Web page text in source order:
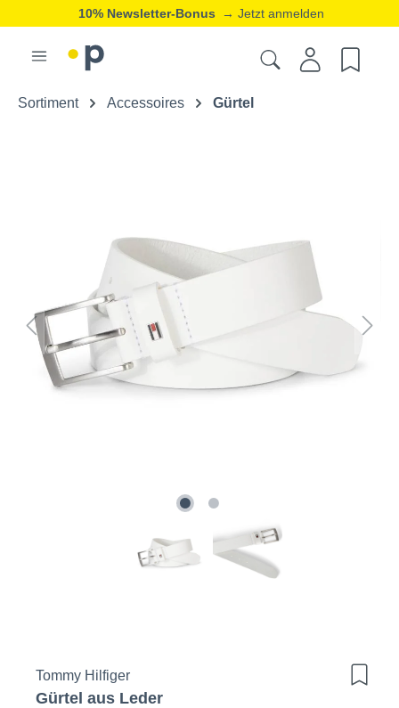
10% Newsletter-Bonus → Jetzt anmelden
Sortiment Accessoires Gürtel
Tommy Hilfiger
Gürtel aus Leder